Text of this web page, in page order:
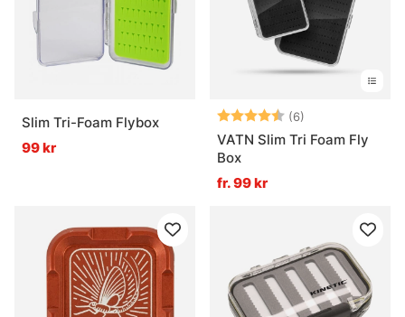
Slim Tri-Foam Flybox
99 kr
Betyg: (6)
VATN Slim Tri Foam Fly
Box
fr. 99 kr